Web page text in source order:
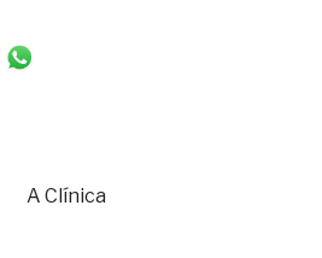
A Clínica